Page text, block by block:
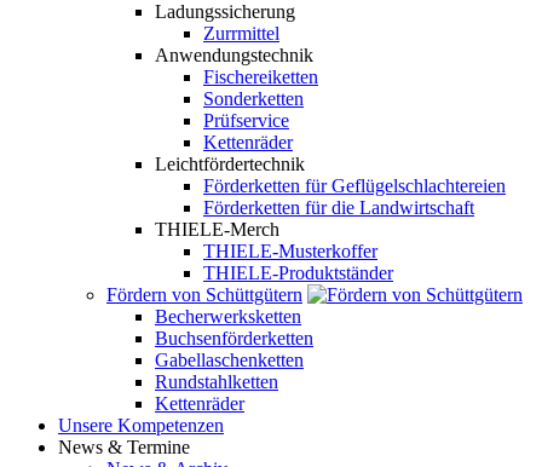
Ladungssicherung
Zurrmittel
Anwendungstechnik
Fischereiketten
Sonderketten
Prüfservice
Kettenräder
Leichtfördertechnik
Förderketten für Geflügelschlachtereien
Förderketten für die Landwirtschaft
THIELE-Merch
THIELE-Musterkoffer
THIELE-Produktständer
Fördern von Schüttgütern
Becherwerksketten
Buchsenförderketten
Gabellaschenketten
Rundstahlketten
Kettenräder
Unsere Kompetenzen
News & Termine